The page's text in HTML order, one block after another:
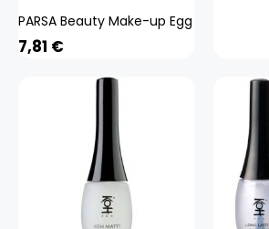
PARSA Beauty Make-up Egg
7,81 €